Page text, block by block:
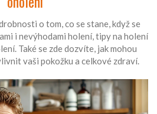
o tom, co se stane, když se
i nevýhodami holení, tipy na holení
Také se zde dozvíte, jak mohou
vaši pokožku a celkové zdraví.